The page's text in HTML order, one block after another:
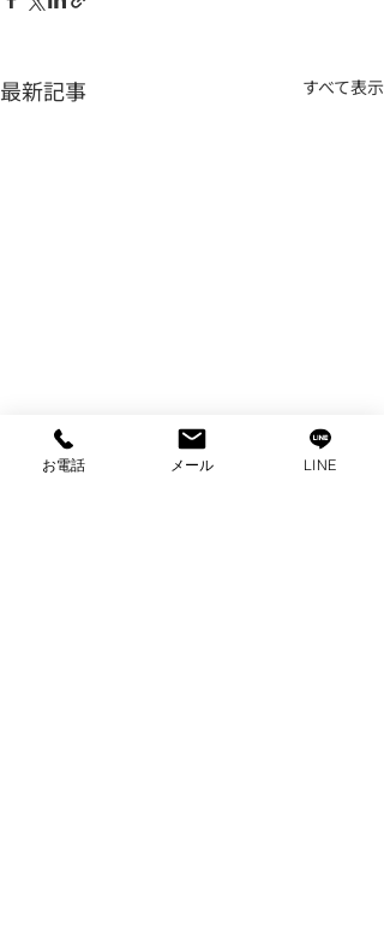
最新記事 すべて表示
お電話 メール LINE